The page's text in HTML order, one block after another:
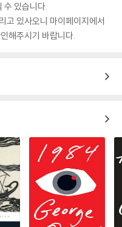
수 있습니다.
고 있사오니 마이페이지에서
해주시기 바랍니다.